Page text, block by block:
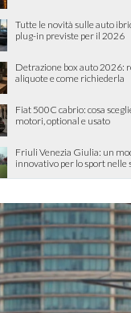
Tutte le novità sulle auto
plug-in previste per il 2026
Detrazione box auto 2026:
aliquote e come richiederla
Fiat 500C cabrio: cosa
motori, optional e usato
Friuli Venezia Giulia: un
innovativo per lo sport nelle